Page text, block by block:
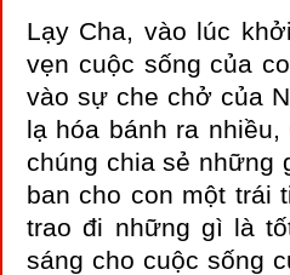
Lạy Cha, vào lúc
vẹn cuộc sống của
vào sự che chở của
lạ hóa bánh ra
chúng chia sẻ những
ban cho con một trái
trao đi những gì là
sáng cho cuộc sống